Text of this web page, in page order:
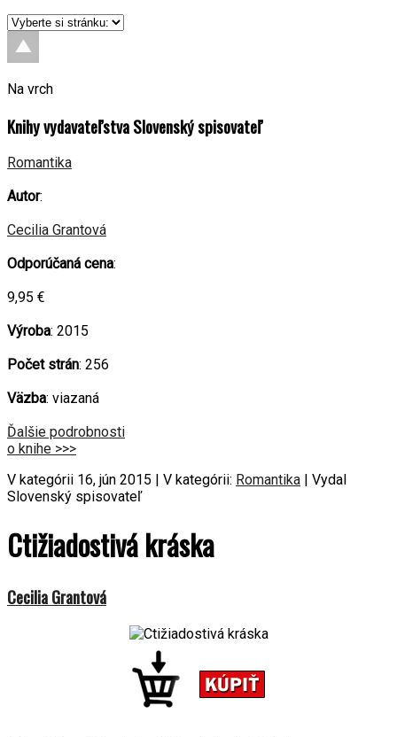
Na vrch
Knihy vydavateľstva Slovenský spisovateľ
Romantika
Autor:
Cecilia Grantová
Odporúčaná cena:
9,95 €
Výroba: 2015
Počet strán: 256
Väzba: viazaná
Ďalšie podrobnosti
o knihe >>>
V kategórii 16, jún 2015 | V kategórii: Romantika | Vydal
Slovenský spisovateľ
Ctižiadostivá kráska
Cecilia Grantová